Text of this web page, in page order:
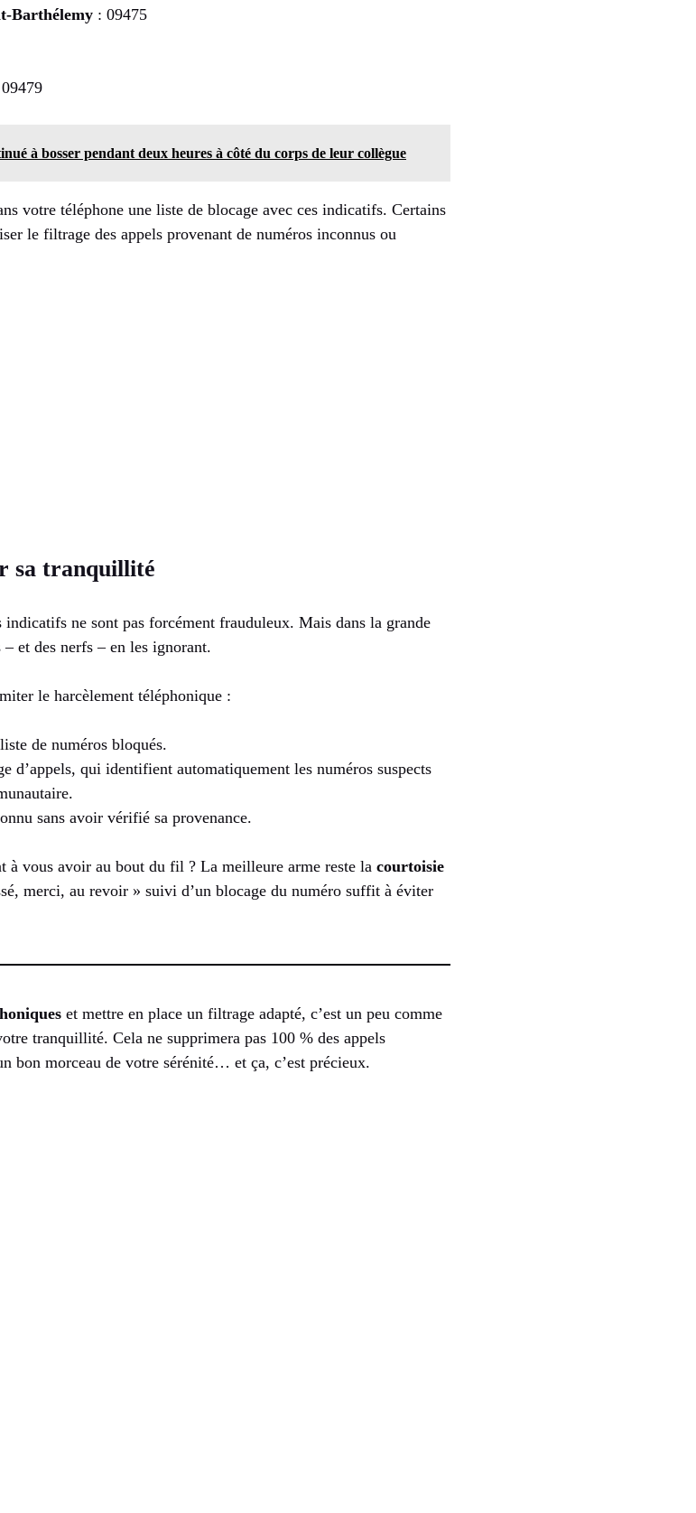
Barthélemy : 09475
à bosser pendant deux heures à côté du corps de leur collègue
votre téléphone une liste de blocage avec ces indicatifs. Certains
le filtrage des appels provenant de numéros inconnus ou
sa tranquillité
indicatifs ne sont pas forcément frauduleux. Mais dans la grande
et des nerfs – en les ignorant.
le harcèlement téléphonique :
de numéros bloqués.
d’appels, qui identifient automatiquement les numéros suspects
sans avoir vérifié sa provenance.
à vous avoir au bout du fil ? La meilleure arme reste la courtoisie
merci, au revoir » suivi d’un blocage du numéro suffit à éviter
et mettre en place un filtrage adapté, c’est un peu comme
tranquillité. Cela ne supprimera pas 100 % des appels
bon morceau de votre sérénité… et ça, c’est précieux.